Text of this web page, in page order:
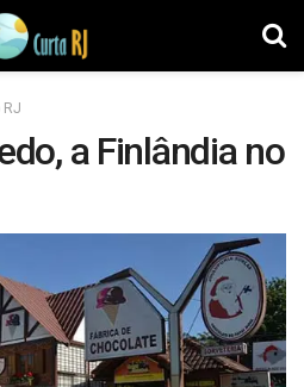
RJ
a Finlândia no